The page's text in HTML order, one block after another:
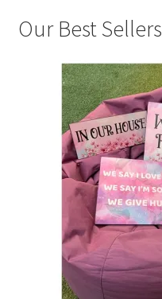
Our Best Sellers